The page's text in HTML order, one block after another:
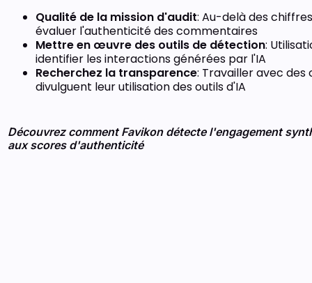
Qualité de la mission d'audit: Au-delà des
évaluer l'authenticité des commentaires
Mettre en œuvre des outils de détection:
identifier les interactions générées par l'IA
Recherchez la transparence: Travailler avec des
divulguent leur utilisation des outils d'IA
Découvrez comment Favikon détecte l'engagement
aux scores d'authenticité